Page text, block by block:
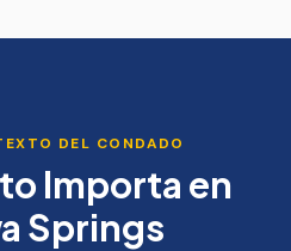
DEL CONDADO
Importa en
Springs